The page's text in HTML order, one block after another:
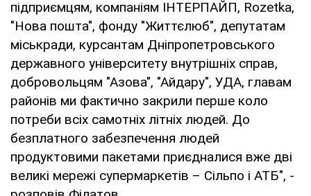
підприємцям, компаніям ІНТЕРПАЙП, Rozetka,
"Нова пошта", фонду "Життєлюб", депутатам
міськради, курсантам Дніпропетровського
державного університету внутрішніх справ,
добровольцям "Азова", "Айдару", УДА, главам
районів ми фактично закрили перше коло
потреби всіх самотніх літніх людей. До
безплатного забезпечення людей
продуктовими пакетами приєдналися вже дві
великі мережі супермаркетів – Сільпо і АТБ", -